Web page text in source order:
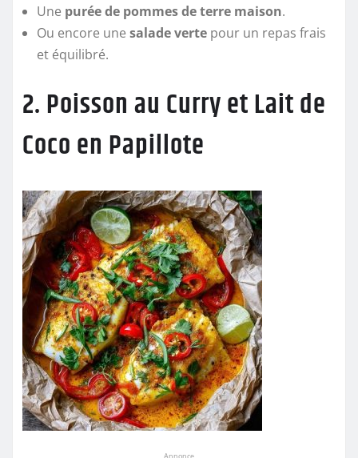
Une purée de pommes de terre maison.
Ou encore une salade verte pour un repas frais
et équilibré.
2. Poisson au Curry et Lait de
Coco en Papillote